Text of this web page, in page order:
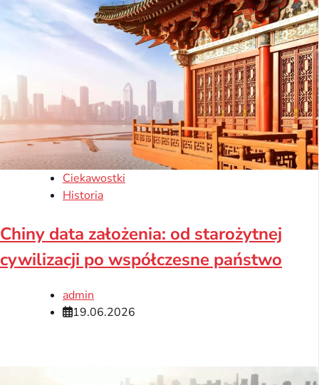
Ciekawostki
Historia
Chiny data założenia: od starożytnej
cywilizacji po współczesne państwo
admin
19.06.2026